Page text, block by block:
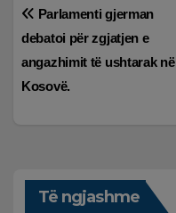
Lëvizje
te
postimet
Parlamenti gjerman
debatoi për zgjatjen e
angazhimit të ushtarak në
Kosovë.
Të ngjashme